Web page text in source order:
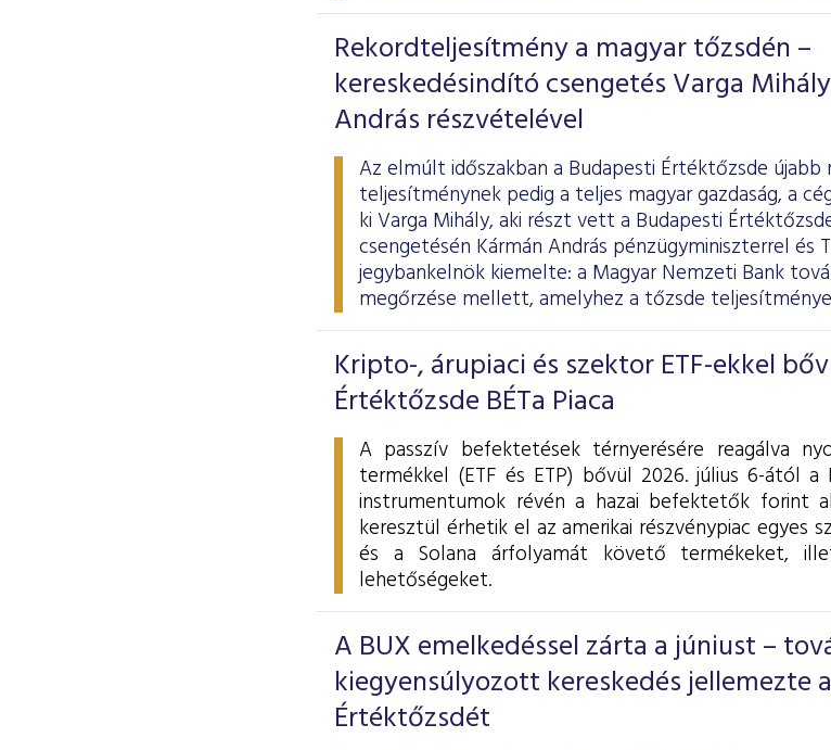
Rekordteljesítmény a magyar tőzsdén –
kereskedésindító csengetés Varga
András részvételével
Az elmúlt időszakban a Budapesti Értéktőzsde
teljesítménynek pedig a teljes magyar gazdaság, a
ki Varga Mihály, aki részt vett a Budapesti
csengetésén Kármán András pénzügyminiszterrel és
jegybankelnök kiemelte: a Magyar Nemzeti Bank
megőrzése mellett, amelyhez a tőzsde
Kripto-, árupiaci és szektor ETF-ekkel
Értéktőzsde BÉTa Piaca
A passzív befektetések térnyerésére reagálva
termékkel (ETF és ETP) bővül 2026. július 6-ától a
instrumentumok révén a hazai befektetők forint
keresztül érhetik el az amerikai részvénypiac egyes
és a Solana árfolyamát követő termékeket,
lehetőségeket.
A BUX emelkedéssel zárta a júniust –
kiegyensúlyozott kereskedés jellemezte
Értéktőzsdét